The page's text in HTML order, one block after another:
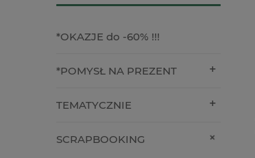
*OKAZJE do -60% !!!
*POMYSŁ NA PREZENT
TEMATYCZNIE
SCRAPBOOKING